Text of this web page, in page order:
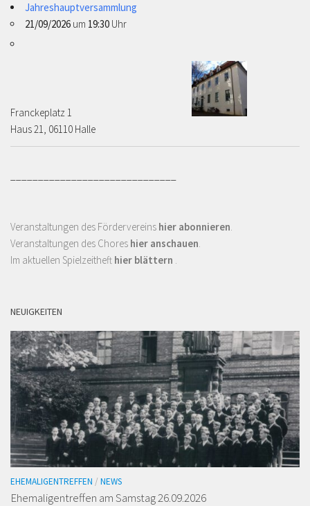
Jahreshauptversammlung
21/09/2026 um 19:30 Uhr
Franckeplatz 1 ­­­­
Haus 21, 06110 Halle
Veranstaltungen des Fördervereins hier abonnieren.
Veranstaltungen des Chores hier anschauen.
Im aktuellen Spielzeitheft hier blättern .
NEUIGKEITEN
EHEMALIGENTREFFEN / NEWS
Ehemaligen­treffen am Samstag 26.09.2026